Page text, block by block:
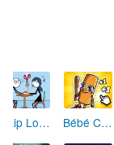
Skip Love: L'Amour en Péril Bébé Clic Italien: La Folie des Petits Bambins